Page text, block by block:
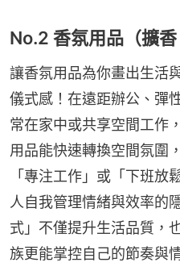
No.2 香氛用品（擴香
讓香氛用品為你畫出生活
儀式感！在遠距辦公、彈
常在家中或共享空間工作
用品能快速轉換空間氛圍
「專注工作」或「下班放
人自我管理情緒與效率的
式」不僅提升生活品質，
族更能掌控自己的節奏與